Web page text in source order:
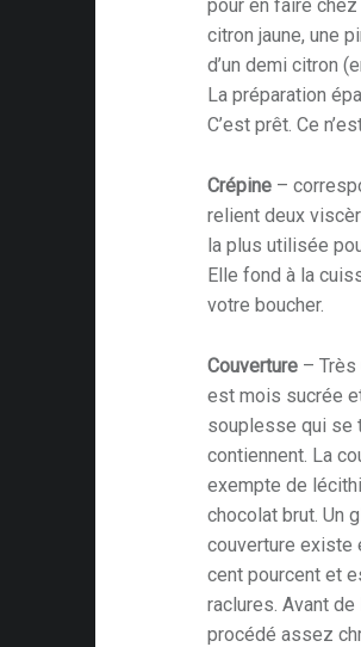
pour en faire
citron jaune, une
d’un demi citron
La préparation
C’est prêt. Ce
Crépine –
relient deux
la plus utilisée
Elle fond à la
votre boucher.
Couverture –
est mois sucrée
souplesse qui se
contiennent. La
exempte de
chocolat brut. Un
couverture existe
cent pourcent et
raclures. Avant
procédé assez